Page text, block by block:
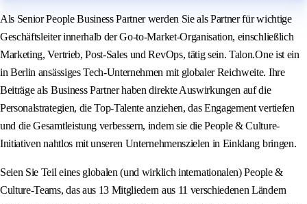
Als Senior People Business Partner werden Sie als Partner für wichtige
Geschäftsleiter innerhalb der Go-to-Market-Organisation, einschließlich
Marketing, Vertrieb, Post-Sales und RevOps, tätig sein. Talon.One ist ein
in Berlin ansässiges Tech-Unternehmen mit globaler Reichweite. Ihre
Beiträge als Business Partner haben direkte Auswirkungen auf die
Personalstrategien, die Top-Talente anziehen, das Engagement vertiefen
und die Gesamtleistung verbessern, indem sie die People & Culture-
Initiativen nahtlos mit unseren Unternehmenszielen in Einklang bringen.
Seien Sie Teil eines globalen (und wirklich internationalen) People &
Culture-Teams, das aus 13 Mitgliedern aus 11 verschiedenen Ländern